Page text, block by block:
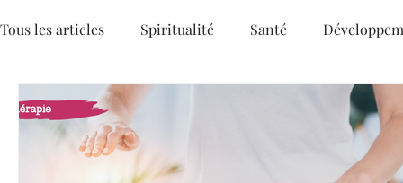
Tous les articles Spiritualité Santé
Dossiers Articles Le dernier
Coup de coeur Recette